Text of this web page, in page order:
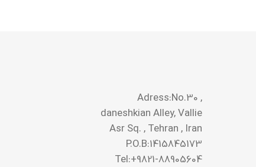
Adress:No.30 ,
daneshkian Alley, Vallie
Asr Sq. , Tehran , Iran
P.O.B:1415845173
Tel:+9821-88905604